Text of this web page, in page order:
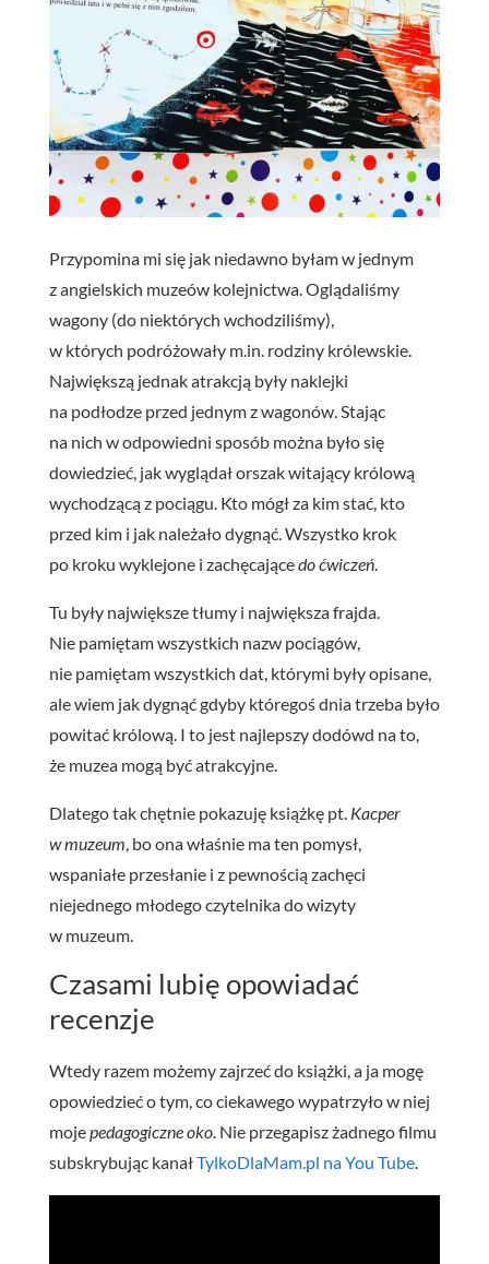
Przypomina mi się jak niedawno byłam w jednym
z angielskich muzeów kolejnictwa. Oglądaliśmy
wagony (do niektórych wchodziliśmy),
w których podróżowały m.in. rodziny królewskie.
Największą jednak atrakcją były naklejki
na podłodze przed jednym z wagonów. Stając
na nich w odpowiedni sposób można było się
dowiedzieć, jak wyglądał orszak witający królową
wychodzącą z pociągu. Kto mógł za kim stać, kto
przed kim i jak należało dygnąć. Wszystko krok
po kroku wyklejone i zachęcającedo ćwiczeń.
Tu były największe tłumy i największa frajda.
Nie pamiętam wszystkich nazw pociągów,
nie pamiętam wszystkich dat, którymi były opisane,
ale wiem jak dygnąć gdyby któregoś dnia trzeba było
powitać królową. I to jest najlepszy dodówd na to,
że muzea mogą być atrakcyjne.
Dlatego tak chętnie pokazuję książkę pt. Kacper
w muzeum, bo ona właśnie ma ten pomysł,
wspaniałe przesłanie i z pewnością zachęci
niejednego młodego czytelnika do wizyty
w muzeum.
Czasami lubię opowiadać
recenzje
Wtedy razem możemy zajrzeć do książki, a ja mogę
opowiedzieć o tym, co ciekawego wypatrzyło w niej
mojepedagogiczne oko. Nie przegapisz żadnego filmu
subskrybując kanałTylkoDlaMam.pl na You Tube.